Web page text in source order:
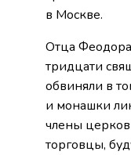
в Москве.
Отца
тридцати
обвиняли в
и монашки
члены
торговцы,